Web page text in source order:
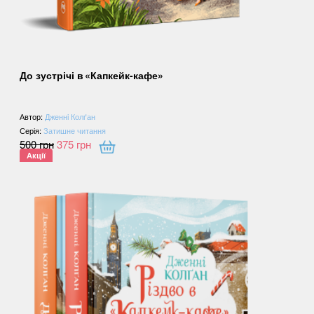
До зустрічі в «Капкейк-кафе»
Автор: Дженнi Колґан
Серія:Затишне читання
500грн375 грн
Акції